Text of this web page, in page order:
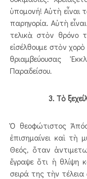
ὑπομονή! Αὐτὴ εἶναι
παρηγορία. Αὐτὴ
τελικὰ στὸν θρόνο
εἰσέλθουμε στὸν
θριαμβεύουσας
Παραδείσου.
3. Τὸ
Ὁ θεοφώτιστος
ἐπισημαίνει καὶ τὴ
Θεός, ὅταν
ἔγραψε ὅτι ἡ θλίψη
σειρά της τὴν